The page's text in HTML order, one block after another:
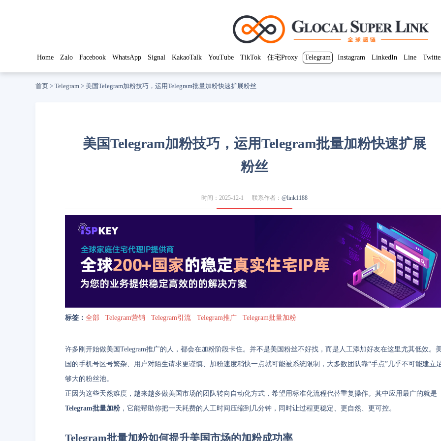
Home Zalo Facebook WhatsApp Signal KakaoTalk YouTube TikTok 住宅Proxy Telegram Instagram LinkedIn Line
首页 > Telegram > 美国Telegram加粉技巧，运用Telegram批量加粉快速扩展粉丝
美国Telegram加粉技巧，运用Telegram批量加粉快速扩展
粉丝
时间：2025-12-1 联系作者： @link1188
标签： 全部 Telegram营销 Telegram引流 Telegram推广 Telegram批量加粉
许多刚开始做美国Telegram推广的人，都会在加粉阶段卡住。并不是美国粉丝不好找，而是人工添加好友在这里尤其低效。
国的手机号区号繁杂、用户对陌生请求更谨慎、加粉速度稍快一点就可能被系统限制，大多数团队靠“手点”几乎不可能建立
够大的粉丝池。
正因为这些天然难度，越来越多做美国市场的团队转向自动化方式，希望用标准化流程代替重复操作。其中应用最广的就是
Telegram批量加粉，它能帮助你把一天耗费的人工时间压缩到几分钟，同时让过程更稳定、更自然、更可控。
Telegram批量加粉如何提升美国市场的加粉成功率